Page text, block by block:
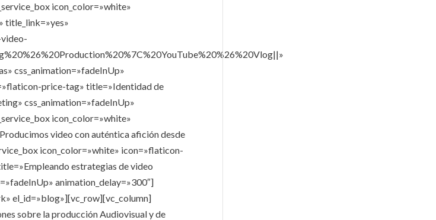
icon_color=»white»
title_link=»yes»
css_animation=»fadeInUp»
price-tag» title=»Identidad de
css_animation=»fadeInUp»
icon_color=»white»
video con auténtica afición desde
icon_color=»white» icon=»flaticon-
estrategias de video
animation_delay=»300″]
el_id=»blog»][vc_row][vc_column]
sobre la producción Audiovisual y de